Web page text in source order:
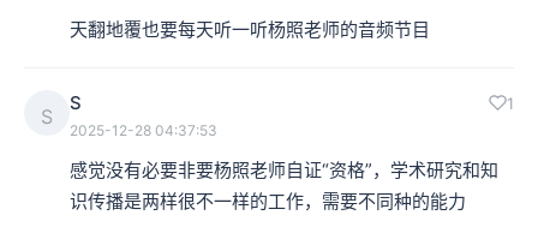
天翻地覆也要每天听一听杨照老师的音频节目
S
S 1
2025-12-28 04:37:53
感觉没有必要非要杨照老师自证“资格”，学术研究和知
识传播是两样很不一样的工作，需要不同种的能力